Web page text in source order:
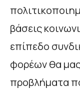
βάσεις
επίπεδο
φορέων θα
προβλήματα